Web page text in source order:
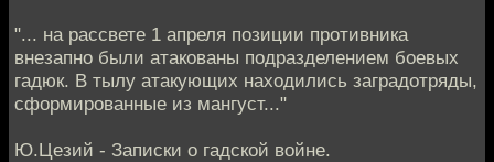
"... на рассвете 1 апреля позиции противника
внезапно были атакованы подразделением боевых
гадюк. В тылу атакующих находились заградотряды,
сформированные из мангуст..."
Ю.Цезий - Записки о гадской войне.